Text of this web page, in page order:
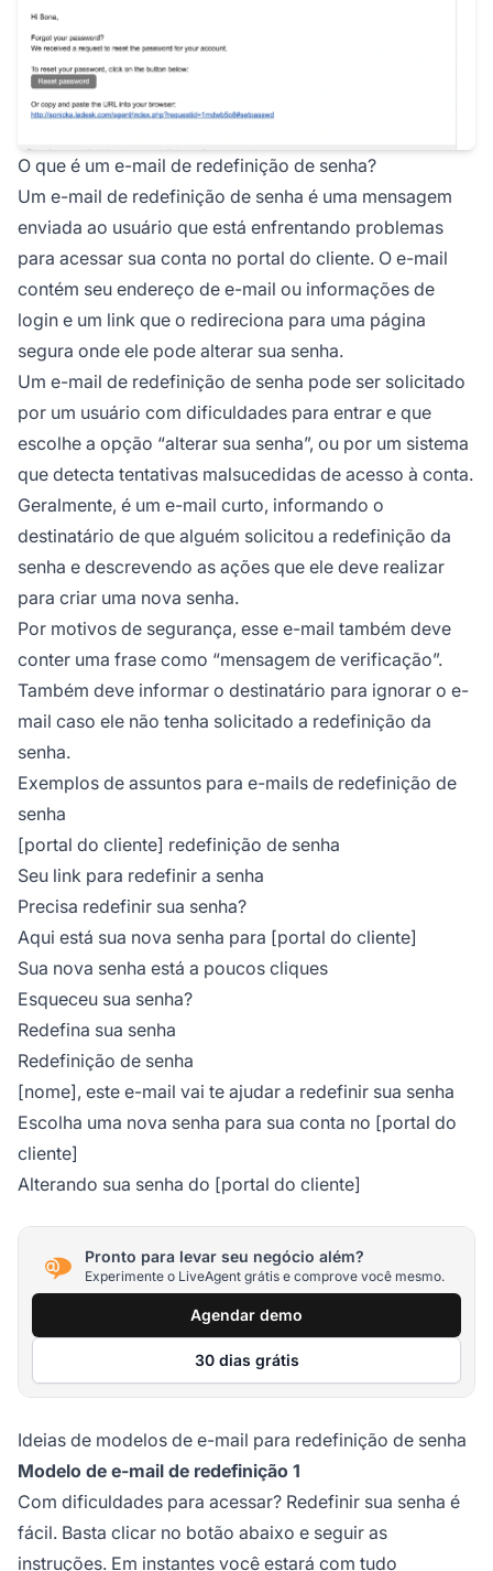
O que é um e-mail de redefinição de senha?
Um e-mail de redefinição de senha é uma mensagem
enviada ao usuário que está enfrentando problemas
para acessar sua conta no portal do cliente. O e-mail
contém seu endereço de e-mail ou informações de
login e um link que o redireciona para uma página
segura onde ele pode alterar sua senha.
Um e-mail de redefinição de senha pode ser solicitado
por um usuário com dificuldades para entrar e que
escolhe a opção “alterar sua senha”, ou por um sistema
que detecta tentativas malsucedidas de acesso à conta.
Geralmente, é um e-mail curto, informando o
destinatário de que alguém solicitou a redefinição da
senha e descrevendo as ações que ele deve realizar
para criar uma nova senha.
Por motivos de segurança, esse e-mail também deve
conter uma frase como “mensagem de verificação”.
Também deve informar o destinatário para ignorar o e-
mail caso ele não tenha solicitado a redefinição da
senha.
Exemplos de assuntos para e-mails de redefinição de
senha
[portal do cliente] redefinição de senha
Seu link para redefinir a senha
Precisa redefinir sua senha?
Aqui está sua nova senha para [portal do cliente]
Sua nova senha está a poucos cliques
Esqueceu sua senha?
Redefina sua senha
Redefinição de senha
[nome], este e-mail vai te ajudar a redefinir sua senha
Escolha uma nova senha para sua conta no [portal do
cliente]
Alterando sua senha do [portal do cliente]
Pronto para levar seu negócio além?
Experimente o LiveAgent grátis e comprove você mesmo.
Agendar demo
30 dias grátis
Ideias de modelos de e-mail para redefinição de senha
Modelo de e-mail de redefinição 1
Com dificuldades para acessar? Redefinir sua senha é
fácil. Basta clicar no botão abaixo e seguir as
instruções. Em instantes você estará com tudo